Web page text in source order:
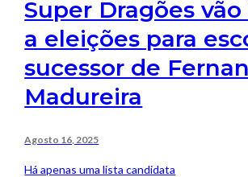
Super Dragões
a eleições para
sucessor de
Madureira
Agosto 16, 2025
Há apenas uma lista candidata